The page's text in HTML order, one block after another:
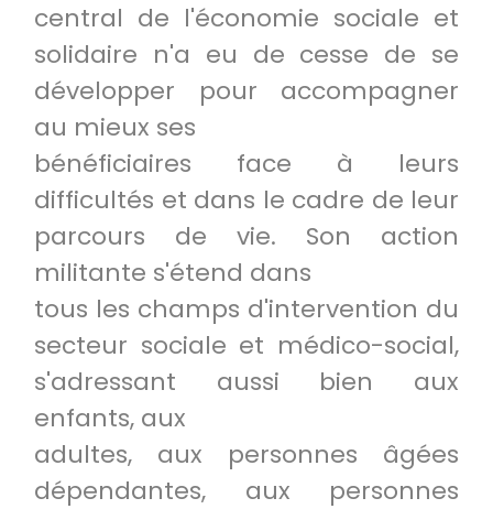
central de l'économie sociale et
solidaire n'a eu de cesse de se
développer pour accompagner
au mieux ses
bénéficiaires face à leurs
difficultés et dans le cadre de leur
parcours de vie. Son action
militante s'étend dans
tous les champs d'intervention du
secteur sociale et médico-social,
s'adressant aussi bien aux
enfants, aux
adultes, aux personnes âgées
dépendantes, aux personnes